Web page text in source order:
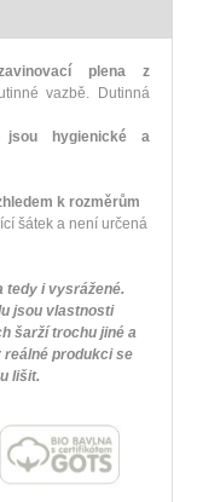
plena z
vazbě. Dutinná
jsou hygienické a
k rozměrům
šátek a není určená
tedy i vysrážené.
jsou vlastnosti
šarží trochu jiné a
reálné produkci se
lišit.